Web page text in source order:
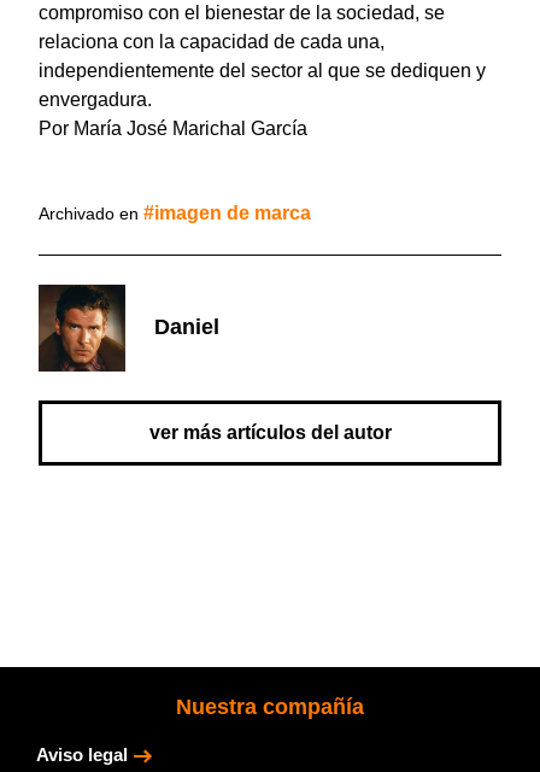
compromiso con el bienestar de la sociedad, se
relaciona con la capacidad de cada una,
independientemente del sector al que se dediquen y
envergadura.
Por María José Marichal García
Archivado en imagen de marca
Daniel
ver más artículos del autor
Nuestra compañía
Aviso legal